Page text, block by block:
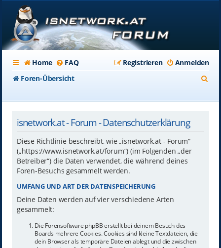
Home FAQ Anmelden
Registrieren
Foren-Übersicht
isnetwork.at - Forum - Datenschutzerklärung
Diese Richtlinie beschreibt, wie „isnetwork.at - Forum“
(„https://www.isnetwork.at/forum“) (im Folgenden „der
Betreiber“) die Daten verwendet, die während deines
Foren-Besuchs gesammelt werden.
UMFANG UND ART DER DATENSPEICHERUNG
Deine Daten werden auf vier verschiedene Arten
gesammelt:
Die Forensoftware phpBB erstellt bei deinem Besuch des
Boards mehrere Cookies. Cookies sind kleine Textdateien, die
dein Browser als temporäre Dateien ablegt und die zwischen